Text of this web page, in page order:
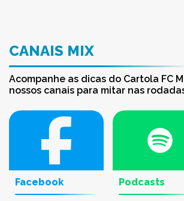
CANAIS MIX
Acompanhe as dicas do Cartola FC
nossos canais para mitar nas
Facebook Podcasts